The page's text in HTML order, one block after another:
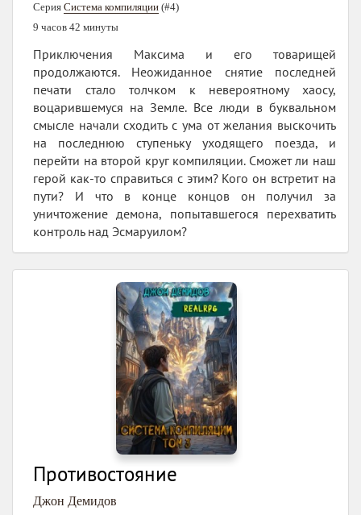
Серия Система компиляции (#4)
9 часов 42 минуты
Приключения Максима и его товарищей
продолжаются. Неожиданное снятие последней
печати стало толчком к невероятному хаосу,
воцарившемуся на Земле. Все люди в буквальном
смысле начали сходить с ума от желания выскочить
на последнюю ступеньку уходящего поезда, и
перейти на второй круг компиляции. Сможет ли наш
герой как-то справиться с этим? Кого он встретит на
пути? И что в конце концов он получил за
уничтожение демона, попытавшегося перехватить
контроль над Эсмаруилом?
Противостояние
Джон Демидов